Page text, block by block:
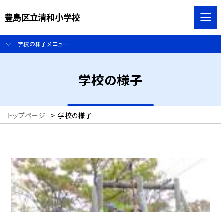
豊島区立清和小学校
学校の様子メニュー
学校の様子
トップページ > 学校の様子